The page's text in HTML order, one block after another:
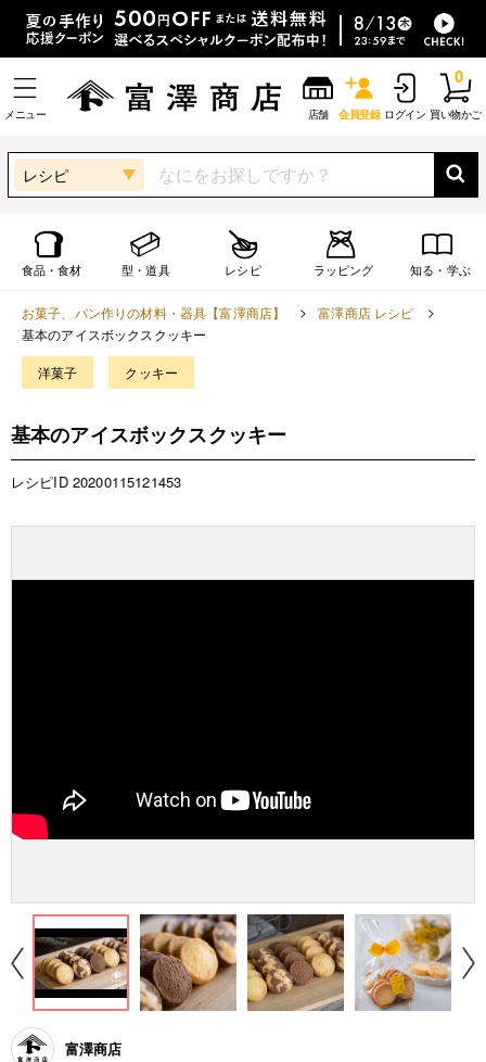
メニュー 店舗 会員登録 ログイン 買い物かご
0
レシピ
食品・食材 型・道具 レシピ ラッピング 知る・学ぶ
お菓子、パン作りの材料・器具【富澤商店】
富澤商店 レシピ
基本のアイスボックスクッキー
洋菓子 クッキー
基本のアイスボックスクッキー
レシピID 20200115121453
富澤商店